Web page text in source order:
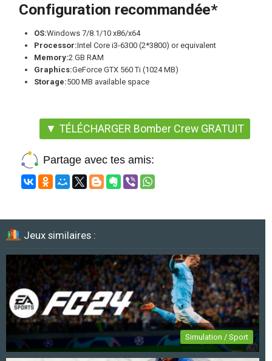
Configuration recommandée*
OS:Windows 7/8.1/10 x86/x64
Processor:Intel Core i3-6300 (2*3800) or equivalent
Memory:2 GB RAM
Graphics:GeForce GTX 560 Ti (1024 MB)
Storage:500 MB available space
▼ TÉLÉCHARGER Bomber Crew GRATUIT
Partage avec tes amis:
Jeux similaires :
Simulation / Sport